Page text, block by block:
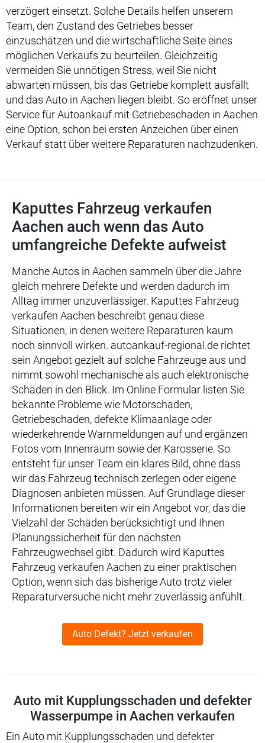
verzögert einsetzt. Solche Details helfen unserem
Team, den Zustand des Getriebes besser
einzuschätzen und die wirtschaftliche Seite eines
möglichen Verkaufs zu beurteilen. Gleichzeitig
vermeiden Sie unnötigen Stress, weil Sie nicht
abwarten müssen, bis das Getriebe komplett ausfällt
und das Auto in Aachen liegen bleibt. So eröffnet unser
Service für Autoankauf mit Getriebeschaden in Aachen
eine Option, schon bei ersten Anzeichen über einen
Verkauf statt über weitere Reparaturen nachzudenken.
Kaputtes Fahrzeug verkaufen
Aachen auch wenn das Auto
umfangreiche Defekte aufweist
Manche Autos in Aachen sammeln über die Jahre
gleich mehrere Defekte und werden dadurch im
Alltag immer unzuverlässiger. Kaputtes Fahrzeug
verkaufen Aachen beschreibt genau diese
Situationen, in denen weitere Reparaturen kaum
noch sinnvoll wirken. autoankauf-regional.de richtet
sein Angebot gezielt auf solche Fahrzeuge aus und
nimmt sowohl mechanische als auch elektronische
Schäden in den Blick. Im Online Formular listen Sie
bekannte Probleme wie Motorschaden,
Getriebeschaden, defekte Klimaanlage oder
wiederkehrende Warnmeldungen auf und ergänzen
Fotos vom Innenraum sowie der Karosserie. So
entsteht für unser Team ein klares Bild, ohne dass
wir das Fahrzeug technisch zerlegen oder eigene
Diagnosen anbieten müssen. Auf Grundlage dieser
Informationen bereiten wir ein Angebot vor, das die
Vielzahl der Schäden berücksichtigt und Ihnen
Planungssicherheit für den nächsten
Fahrzeugwechsel gibt. Dadurch wird Kaputtes
Fahrzeug verkaufen Aachen zu einer praktischen
Option, wenn sich das bisherige Auto trotz vieler
Reparaturversuche nicht mehr zuverlässig anfühlt.
Auto Defekt? Jetzt verkaufen
Auto mit Kupplungsschaden und defekter
Wasserpumpe in Aachen verkaufen
Ein Auto mit Kupplungsschaden und defekter